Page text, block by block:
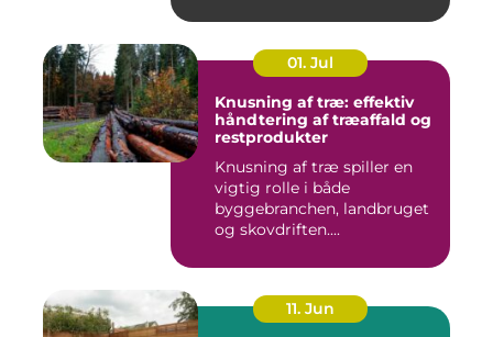
01. Jul
Knusning af træ: effektiv
håndtering af træaffald og
restprodukter
Knusning af træ spiller en
vigtig rolle i både
byggebranchen, landbruget
og skovdriften....
11. Jun